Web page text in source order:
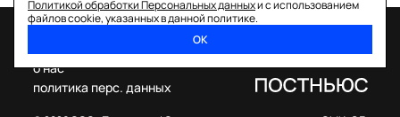
Политикой обработки Персональных данныхи с использованием
файлов cookie, указанных в данной политике.
ОК
о нас
политика перс. данных